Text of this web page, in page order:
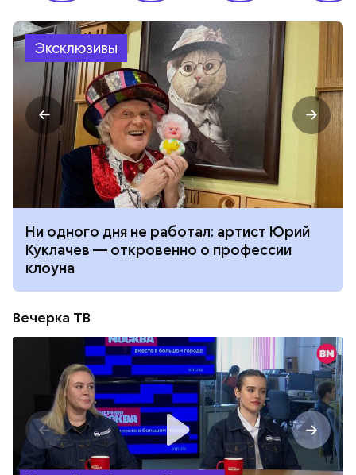
Эксклюзивы
Ни одного дня не работал: артист Юрий
Куклачев — откровенно о профессии
клоуна
Вечерка ТВ